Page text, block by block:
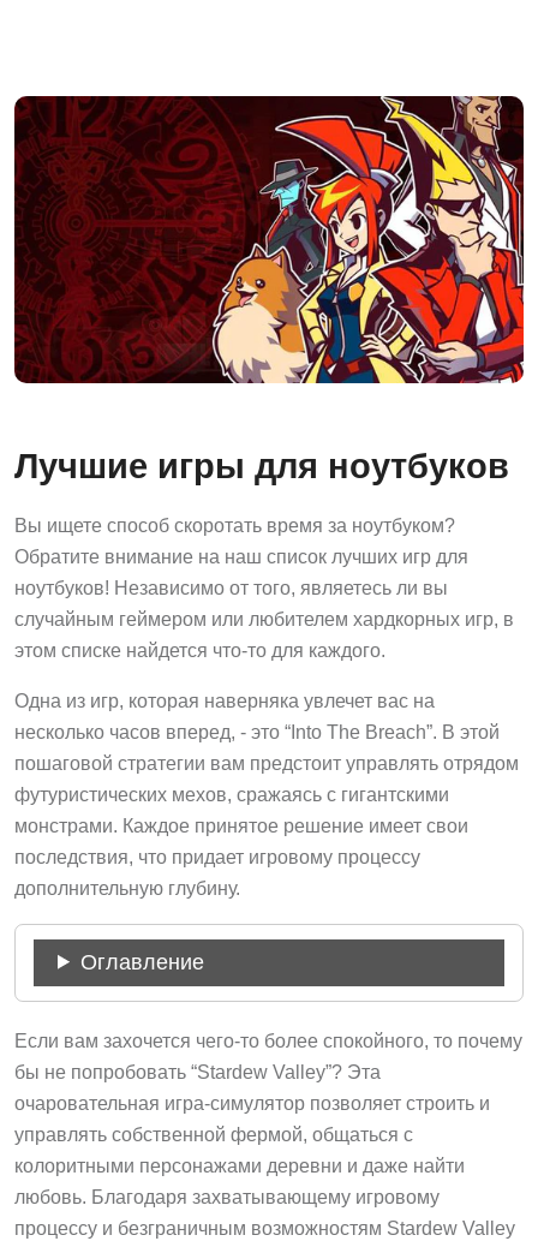
Лучшие игры для ноутбуков
Вы ищете способ скоротать время за ноутбуком?
Обратите внимание на наш список лучших игр для
ноутбуков! Независимо от того, являетесь ли вы
случайным геймером или любителем хардкорных игр, в
этом списке найдется что-то для каждого.
Одна из игр, которая наверняка увлечет вас на
несколько часов вперед, - это “Into The Breach”. В этой
пошаговой стратегии вам предстоит управлять отрядом
футуристических мехов, сражаясь с гигантскими
монстрами. Каждое принятое решение имеет свои
последствия, что придает игровому процессу
дополнительную глубину.
Оглавление
Если вам захочется чего-то более спокойного, то почему
бы не попробовать “Stardew Valley”? Эта
очаровательная игра-симулятор позволяет строить и
управлять собственной фермой, общаться с
колоритными персонажами деревни и даже найти
любовь. Благодаря захватывающему игровому
процессу и безграничным возможностям Stardew Valley